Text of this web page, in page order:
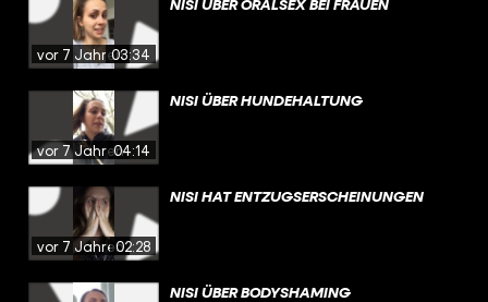
vor 7 Jahren03:34
NISI ÜBER ORALSEX BEI FRAUEN
vor 7 Jahren04:14
NISI ÜBER HUNDEHALTUNG
vor 7 Jahren02:28
NISI HAT ENTZUGSERSCHEINUNGEN
NISI ÜBER BODYSHAMING